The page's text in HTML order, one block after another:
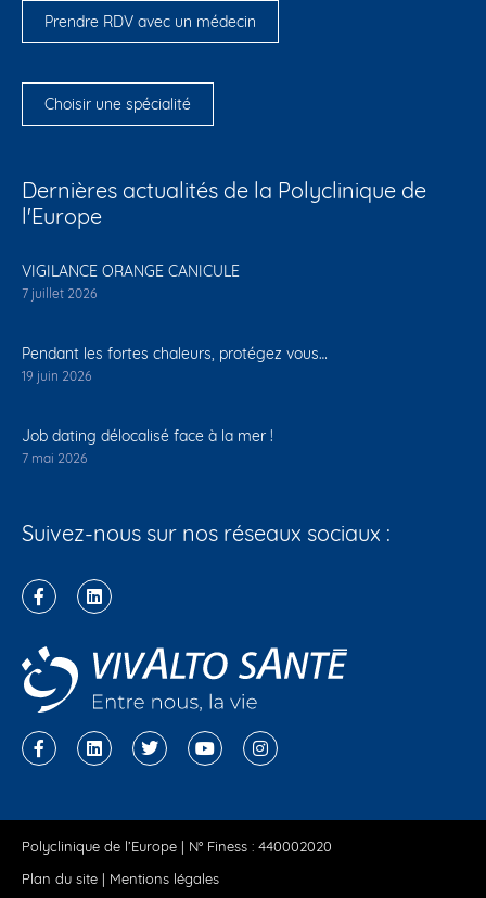
Prendre RDV avec un médecin
Choisir une spécialité
Dernières actualités de la Polyclinique de
l'Europe
VIGILANCE ORANGE CANICULE
7 juillet 2026
Pendant les fortes chaleurs, protégez vous…
19 juin 2026
Job dating délocalisé face à la mer !
7 mai 2026
Suivez-nous sur nos réseaux sociaux :
Polyclinique de l’Europe | N° Finess : 440002020
Plan du site | Mentions légales